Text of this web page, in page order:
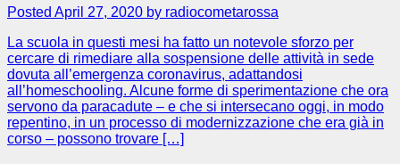
Posted April 27, 2020 by radiocometarossa
La scuola in questi mesi ha fatto un notevole sforzo per
cercare di rimediare alla sospensione delle attività in sede
dovuta all’emergenza coronavirus, adattandosi
all’homeschooling. Alcune forme di sperimentazione che ora
servono da paracadute – e che si intersecano oggi, in modo
repentino, in un processo di modernizzazione che era già in
corso – possono trovare […]